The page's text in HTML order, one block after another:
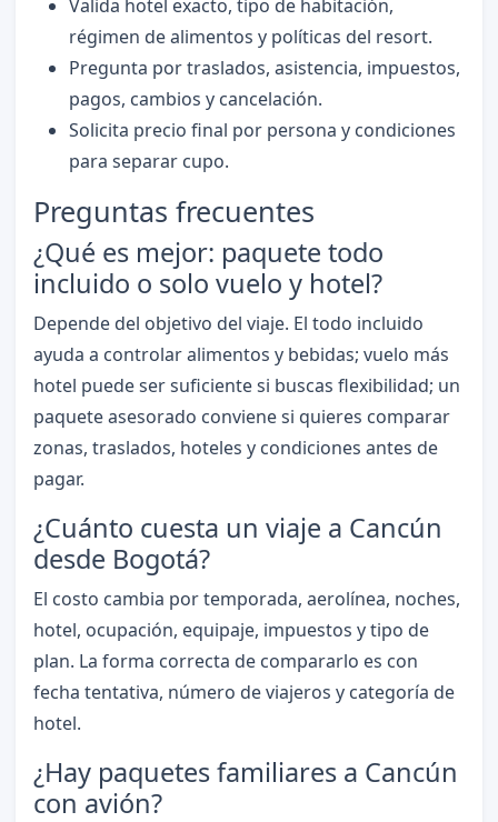
Valida hotel exacto, tipo de habitación,
régimen de alimentos y políticas del resort.
Pregunta por traslados, asistencia, impuestos,
pagos, cambios y cancelación.
Solicita precio final por persona y condiciones
para separar cupo.
Preguntas frecuentes
¿Qué es mejor: paquete todo
incluido o solo vuelo y hotel?
Depende del objetivo del viaje. El todo incluido
ayuda a controlar alimentos y bebidas; vuelo más
hotel puede ser suficiente si buscas flexibilidad; un
paquete asesorado conviene si quieres comparar
zonas, traslados, hoteles y condiciones antes de
pagar.
¿Cuánto cuesta un viaje a Cancún
desde Bogotá?
El costo cambia por temporada, aerolínea, noches,
hotel, ocupación, equipaje, impuestos y tipo de
plan. La forma correcta de compararlo es con
fecha tentativa, número de viajeros y categoría de
hotel.
¿Hay paquetes familiares a Cancún
con avión?